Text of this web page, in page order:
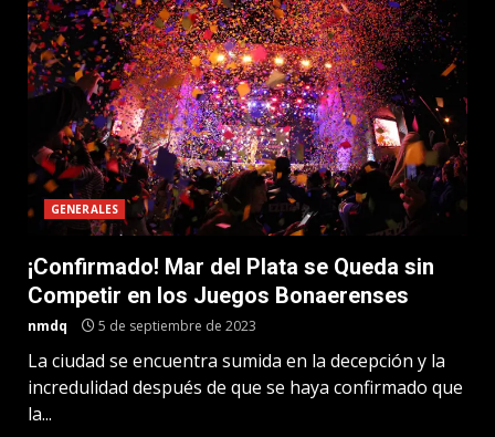
GENERALES
¡Confirmado! Mar del Plata se Queda sin
Competir en los Juegos Bonaerenses
nmdq 5 de septiembre de 2023
La ciudad se encuentra sumida en la decepción y la
incredulidad después de que se haya confirmado que
la...